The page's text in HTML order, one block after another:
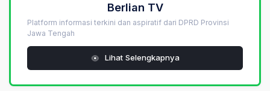
Berlian TV
Platform informasi terkini dan aspiratif dari DPRD Provinsi
Jawa Tengah
Lihat Selengkapnya